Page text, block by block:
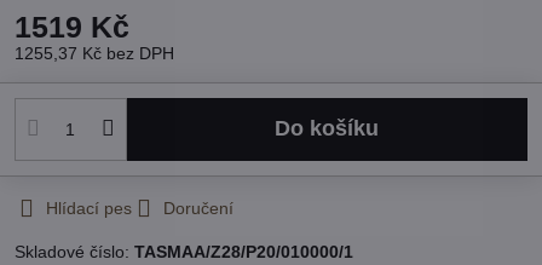
1519 Kč
1255,37 Kč bez DPH
Do košíku
Hlídací pes Doručení
Skladové číslo: TASMAA/Z28/P20/010000/1